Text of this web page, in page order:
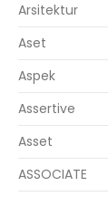
Arsitektur
Aset
Aspek
Assertive
Asset
ASSOCIATE